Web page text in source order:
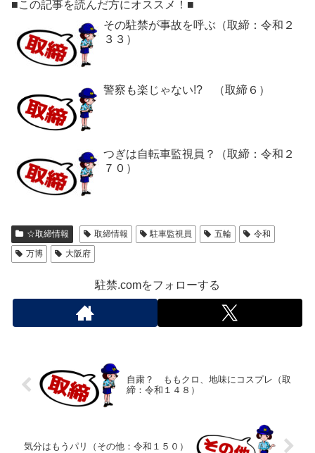
■この記事を読んだ方にオススメ！■
その駐禁が事故を呼ぶ（取締：令和２
３３）
警察も楽じゃない!? （取締６）
つぎは自転車監視員？（取締：令和２
７０）
☆取締情報 取締情報 駐車監視員 五輪
令和
万博
大阪府
駐禁.comをフォローする
自粛？ ももクロ、地味にコスプレ（取
締：令和１４８）
気分はもうパリ（その他：令和１５０）